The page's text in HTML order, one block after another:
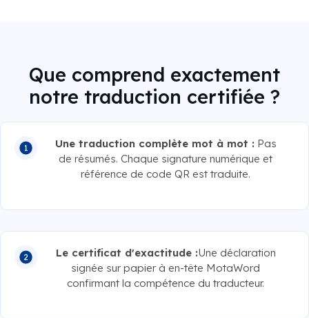
Que comprend exactement
notre traduction certifiée ?
Une traduction complète mot à mot : Pas
de résumés. Chaque signature numérique et
référence de code QR est traduite.
Le certificat d'exactitude :Une déclaration
signée sur papier à en-tête MotaWord
confirmant la compétence du traducteur.